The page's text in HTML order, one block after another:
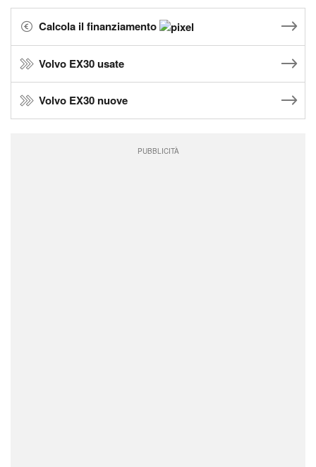
Calcola il finanziamento
Volvo EX30 usate
Volvo EX30 nuove
PUBBLICITÀ